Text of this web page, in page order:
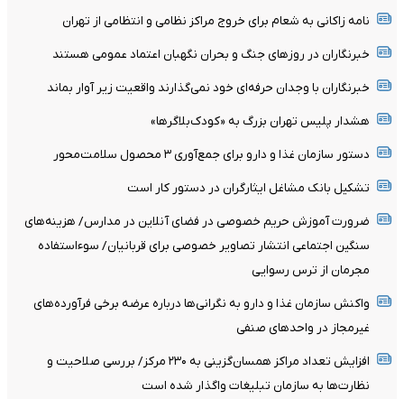
نامه زاکانی به شعام برای خروج مراکز نظامی و انتظامی از تهران
خبرنگاران در روزهای جنگ و بحران نگهبان اعتماد عمومی هستند
خبرنگاران با وجدان حرفه‌ای خود نمی‌گذارند واقعیت زیر آوار بماند
هشدار پلیس تهران بزرگ به «کودک‌بلاگرها»
دستور سازمان غذا و دارو برای جمع‌آوری ۳ محصول سلامت‌محور
تشکیل بانک مشاغل ایثارگران در دستور کار است
ضرورت آموزش حریم خصوصی در فضای آنلاین در مدارس/ هزینه‌های
سنگین اجتماعی انتشار تصاویر خصوصی برای قربانیان/ سوءاستفاده
مجرمان از ترس رسوایی
واکنش سازمان غذا و دارو به نگرانی‌ها درباره عرضه برخی فرآورده‌های
غیرمجاز در واحدهای صنفی
افزایش تعداد مراکز همسان‌گزینی به ۲۳۰ مرکز/ بررسی صلاحیت و
نظارت‌ها به سازمان تبلیغات واگذار شده است